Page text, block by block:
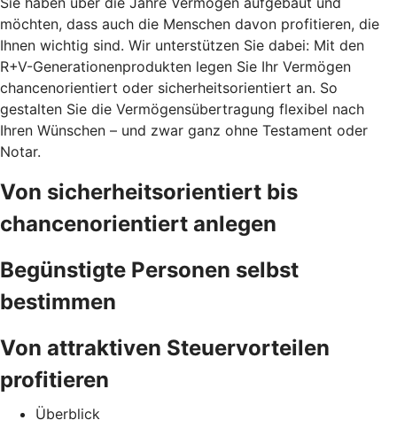
möchten, dass auch die Menschen davon profitieren, die
Ihnen wichtig sind. Wir unterstützen Sie dabei: Mit den
R+V-Generationenprodukten legen Sie Ihr Vermögen
chancenorientiert oder sicherheitsorientiert an. So
gestalten Sie die Vermögensübertragung flexibel nach
Ihren Wünschen – und zwar ganz ohne Testament oder
Notar.
Von sicherheitsorientiert bis
chancenorientiert anlegen
Begünstigte Personen selbst
bestimmen
Von attraktiven Steuervorteilen
profitieren
Überblick